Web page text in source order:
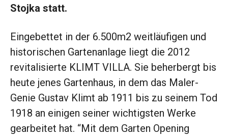
Stojka statt.
Eingebettet in der 6.500m2 weitläufigen und
historischen Gartenanlage liegt die 2012
revitalisierte KLIMT VILLA. Sie beherbergt bis
heute jenes Gartenhaus, in dem das Maler-
Genie Gustav Klimt ab 1911 bis zu seinem Tod
1918 an einigen seiner wichtigsten Werke
gearbeitet hat. “Mit dem Garten Opening